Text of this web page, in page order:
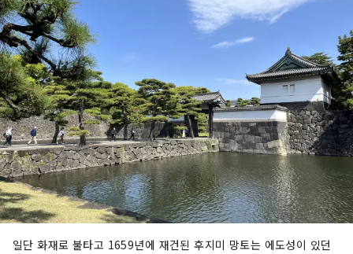
일단 화재로 불타고 1659년에 재건된 후지미 망토는 에도성이 있던